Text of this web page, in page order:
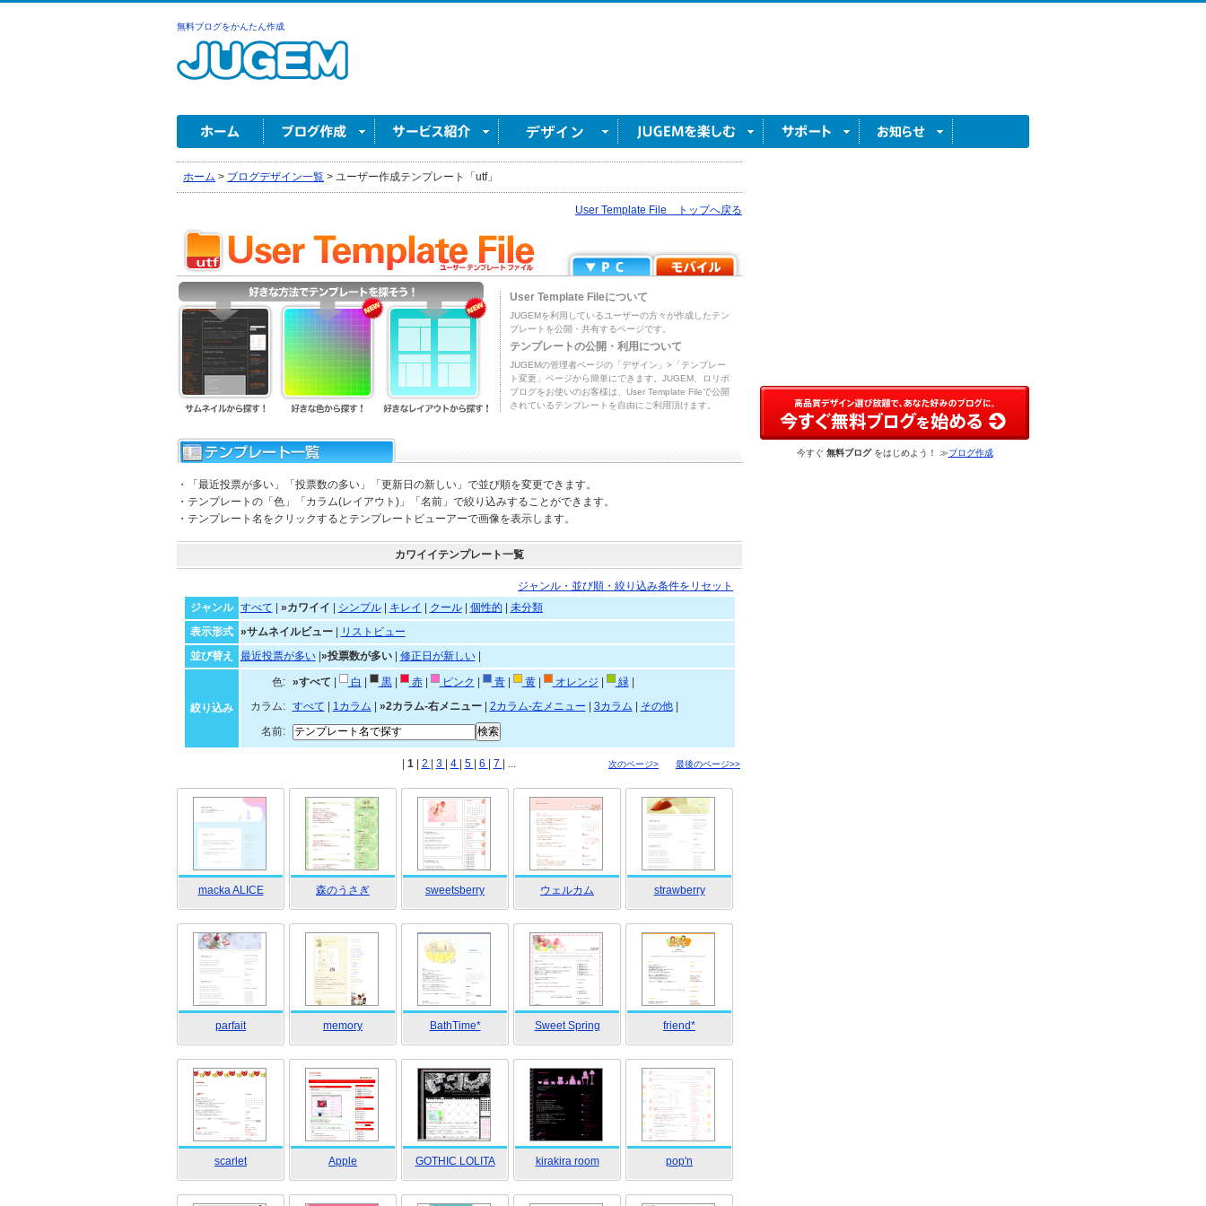
無料ブログをかんたん作成
ホーム > ブログデザイン一覧 > ユーザー作成テンプレート「utf」
User Template File トップへ戻る
User Template Fileについて
JUGEMを利用しているユーザーの方々が作成したテン
プレートを公開・共有するページです。
テンプレートの公開・利用について
JUGEMの管理者ページの「デザイン」>「テンプレー
ト変更」ページから簡単にできます。JUGEM、ロリポ
ブログをお使いのお客様は、User Template Fileで公開
されているテンプレートを自由にご利用頂けます。
・「最近投票が多い」「投票数の多い」「更新日の新しい」で並び順を変更できます。
・テンプレートの「色」「カラム(レイアウト)」「名前」で絞り込みすることができます。
・テンプレート名をクリックするとテンプレートビューアーで画像を表示します。
カワイイテンプレート一覧
ジャンル・並び順・絞り込み条件をリセット
ジャンル
すべて »カワイイ シンプル| キレイ クール| 個性的
未分類
表示形式
»サムネイルビュー|
リストビュー
並び替え
最近投票が多い| »投票数が多い| 修正日が新しい|
絞り込み
色: »すべて 白 黒| 赤| ピンク 青| 黄| オレンジ 緑|
カラム:
すべて 1カラム »2カラム-右メニュー| 2カラム-左メニュー 3カラム その他|
名前:
1 2 3 4 5 6 7 | ... 次のページ> 最後のページ>>
macka ALICE 森のうさぎ sweetsberry ウェルカム strawberry
parfait memory BathTime* Sweet Spring friend*
scarlet Apple GOTHIC LOLITA kirakira room pop'n
今すぐ 無料ブログをはじめよう！ ≫ブログ作成